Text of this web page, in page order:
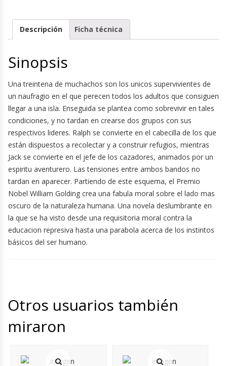
Descripción Ficha técnica
Sinopsis
Una treintena de muchachos son los unicos supervivientes de
un naufragio en el que perecen todos los adultos que consiguen
llegar a una isla. Enseguida se plantea como sobrevivir en tales
condiciones, y no tardan en crearse dos grupos con sus
respectivos lideres. Ralph se convierte en el cabecilla de los que
están dispuestos a recolectar y a construir refugios, mientras
Jack se convierte en el jefe de los cazadores, animados por un
espiritu aventurero. Las tensiones entre ambos bandos no
tardan en aparecer. Partiendo de este esquema, el Premio
Nobel William Golding crea una fabula moral sobre el lado mas
oscuro de la naturaleza humana. Una novela deslumbrante en
la que se ha visto desde una requisitoria moral contra la
educacion represiva hasta una parabola acerca de los instintos
básicos del ser humano.
Otros usuarios también
miraron